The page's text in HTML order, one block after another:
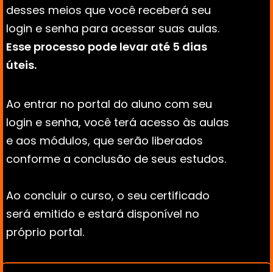
desses meios que você receberá seu
Esse processo pode levar até 5 dias
úteis.
Ao entrar no portal do aluno com seu
login e senha, você terá acesso às aulas
e aos módulos, que serão liberados
conforme a conclusão de seus estudos.
Ao concluir o curso, o seu certificado
será emitido e estará disponível no
próprio portal.